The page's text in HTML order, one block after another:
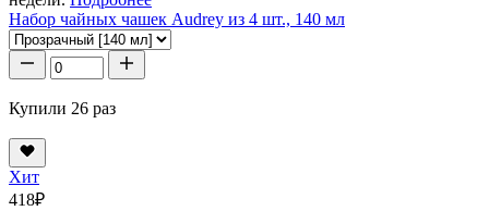
Набор чайных чашек Audrey из 4 шт., 140 мл
Купили 26 раз
Хит
418₽